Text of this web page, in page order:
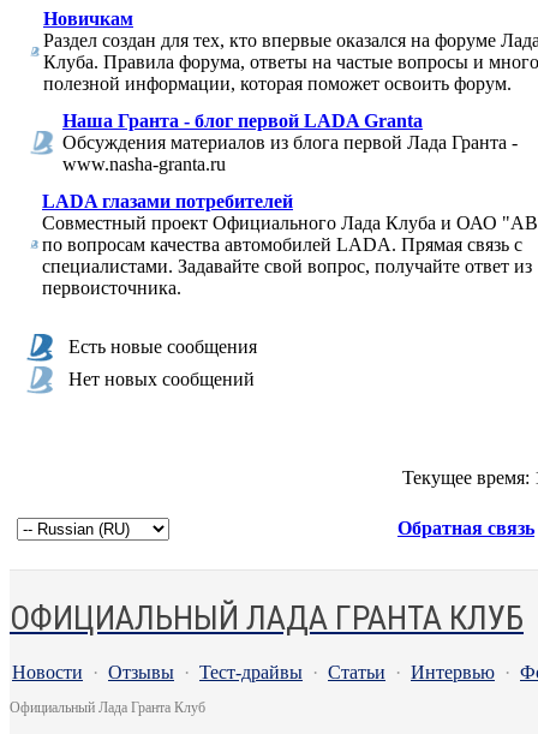
Новичкам
Раздел создан для тех, кто впервые оказался на форуме
Клуба. Правила форума, ответы на частые вопросы и
полезной информации, которая поможет освоить форум.
Наша Гранта - блог первой LADA Granta
Обсуждения материалов из блога первой Лада Гранта -
www.nasha-granta.ru
LADA глазами потребителей
Совместный проект Официального Лада Клуба и ОАО
по вопросам качества автомобилей LADA. Прямая связь с
специалистами. Задавайте свой вопрос, получайте ответ из
первоисточника.
Есть новые сообщения
Нет новых сообщений
Текущее время:
Обратная связь
ОФИЦИАЛЬНЫЙ ЛАДА ГРАНТА КЛУБ
Новости · Отзывы · Тест-драйвы · Статьи · Интервью ·
Официальный Лада Гранта Клуб